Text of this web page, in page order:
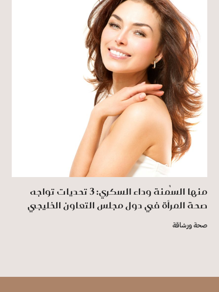
منها السُمنة وداء السكري: 3 تحديات تواجه
صحة المرأة في دول مجلس التعاون الخليجي
صحة ورشاقة